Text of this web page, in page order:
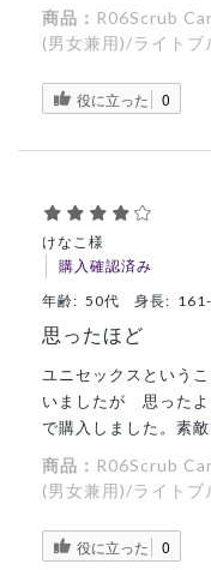
商品： R06Scrub
(男女兼用)/ライトブ
役に立った 0
けなこ様
購入確認済み
年齢: 50代 身長:
思ったほど
ユニセックスという
いましたが 思ったよ
で購入しました。素敵
商品： R06Scrub
(男女兼用)/ライトブ
役に立った 0